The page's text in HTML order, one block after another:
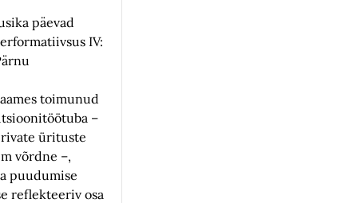
päevad
IV:
toimunud
–
ürituste
võrdne –,
puudumise
reflekteeriv osa